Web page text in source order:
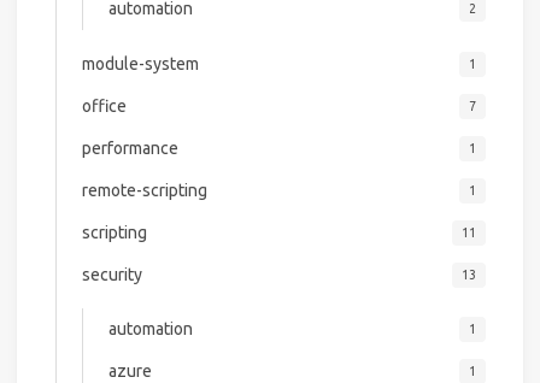
automation 2
module-system 1
office 7
performance 1
remote-scripting 1
scripting 11
security 13
automation 1
azure 1